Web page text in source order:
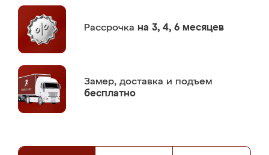
Рассрочка на 3, 4, 6 месяцев
Замер, доставка и подъем
бесплатно